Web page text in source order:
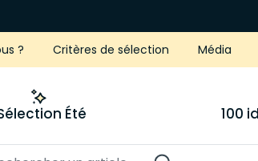
? Critères de sélection Média
Été 100